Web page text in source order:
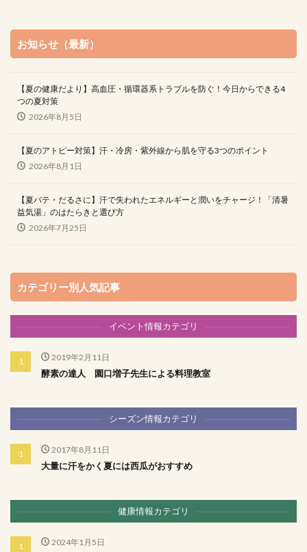
お知らせ（最新）
【夏の健康だより】高血圧・循環器系トラブルを防ぐ！今日からできる4
つの夏対策
2026年8月5日
【夏のアトピー対策】汗・冷房・紫外線から肌を守る3つのポイント
2026年8月1日
【夏バテ・だるさに】汗で失われたエネルギーと潤いをチャージ！「清暑
益気湯」のはたらきと選び方
2026年7月25日
カテゴリー別人気記事
イベント情報カテゴリ
2019年2月11日
酵素の達人 園口増子先生による料理教室
シーズン情報カテゴリ
2017年8月11日
大量に汗をかく夏には西瓜がおすすめ
健康情報カテゴリ
2024年1月5日